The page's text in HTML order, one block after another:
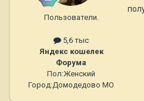
Пользователи.
5,6 тыс
Яндекс кошелек
Форума
Пол:Женский
Город:Домодедово МО